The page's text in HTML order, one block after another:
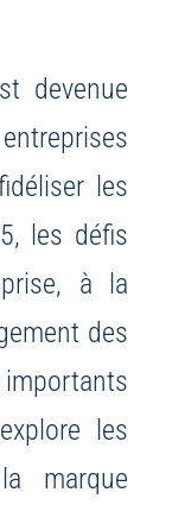
devenue
les
les défis
à la
des
importants
les
marque